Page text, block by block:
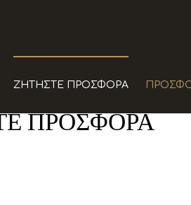
ΖΗΤΉΣΤΕ ΠΡΟΣΦΟΡΆ
ΠΡΟΣΦΟΡΆ